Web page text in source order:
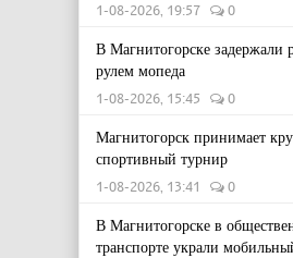
1-08-2026, 19:57 0
В Магнитогорске задержали
рулем мопеда
1-08-2026, 15:45 0
Магнитогорск принимает
спортивный турнир
1-08-2026, 13:41 0
В Магнитогорске в
транспорте украли